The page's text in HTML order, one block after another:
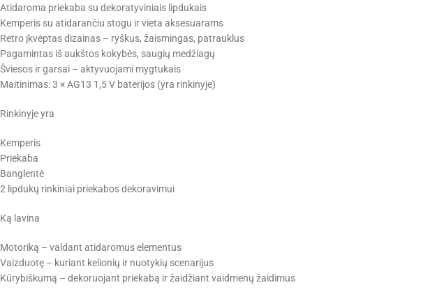
Atidaroma priekaba su dekoratyviniais lipdukais
Kemperis su atidarančiu stogu ir vieta aksesuarams
Retro įkvėptas dizainas – ryškus, žaismingas, patrauklus
Pagamintas iš aukštos kokybės, saugių medžiagų
Šviesos ir garsai – aktyvuojami mygtukais
Maitinimas: 3 × AG13 1,5 V baterijos (yra rinkinyje)
Rinkinyje yra
Kemperis
Priekaba
Banglentė
2 lipdukų rinkiniai priekabos dekoravimui
Ką lavina
Motoriką – valdant atidaromus elementus
Vaizduotę – kuriant kelionių ir nuotykių scenarijus
Kūrybiškumą – dekoruojant priekabą ir žaidžiant vaidmenų žaidimus